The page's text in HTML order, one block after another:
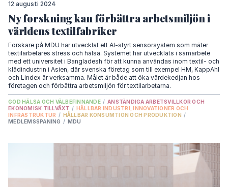
12 augusti 2024
Ny forskning kan förbättra arbetsmiljön i
världens textilfabriker
Forskare på MDU har utvecklat ett AI-styrt sensorsystem som mäter
textilarbetares stress och hälsa. Systemet har utvecklats i samarbete
med ett universitet i Bangladesh för att kunna användas inom textil- och
klädindustrin i Asien, där svenska företag som till exempel HM, KappAhl
och Lindex är verksamma. Målet är både att öka värdekedjan hos
företagen och förbättra arbetsmiljön för textilarbetarna.
GOD HÄLSA OCH VÄLBEFINNANDE / ANSTÄNDIGA ARBETSVILLKOR OCH
EKONOMISK TILLVÄXT / HÅLLBAR INDUSTRI, INNOVATIONER OCH
INFRASTRUKTUR / HÅLLBAR KONSUMTION OCH PRODUKTION /
MEDLEMSSPANING / MDU